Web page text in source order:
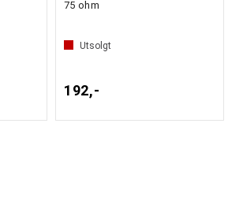
75 ohm
Utsolgt
192,-